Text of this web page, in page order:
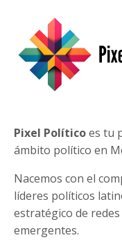
Pixel Políticoes tu
ámbito político en
Nacemos con el
líderes políticos
estratégico de
emergentes.